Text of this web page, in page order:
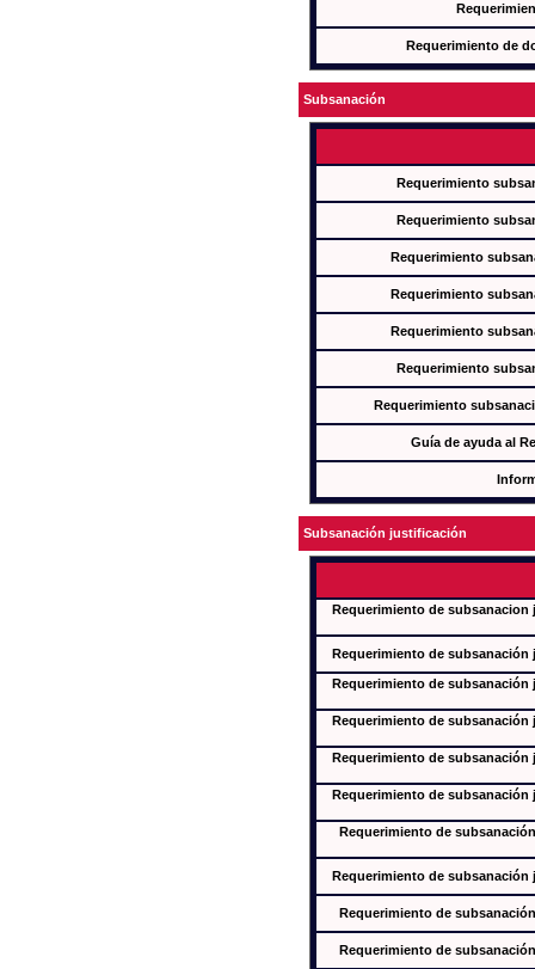
Requerimiento de
Subsanación
Requerimiento
Requerimiento
Requerimiento
Requerimiento
Requerimiento
Requerimiento
Requerimiento
Guía de ayuda al
Subsanación justificación
Requerimiento de
Requerimiento de subsanación
Requerimiento de
Requerimiento de
Requerimiento de
Requerimiento de
Requerimiento de
Requerimiento de subsanación
Requerimiento de
Requerimiento de